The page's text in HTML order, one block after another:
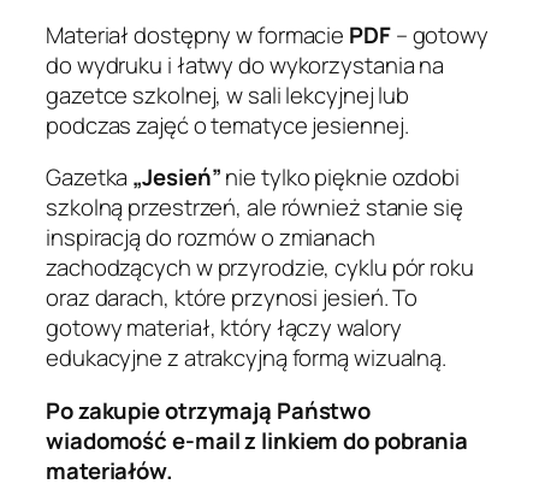
Materiał dostępny w formacie PDF– gotowy
do wydruku i łatwy do wykorzystania na
gazetce szkolnej, w sali lekcyjnej lub
podczas zajęć o tematyce jesiennej.
Gazetka „Jesień”nie tylko pięknie ozdobi
szkolną przestrzeń, ale również stanie się
inspiracją do rozmów o zmianach
zachodzących w przyrodzie, cyklu pór roku
oraz darach, które przynosi jesień. To
gotowy materiał, który łączy walory
edukacyjne z atrakcyjną formą wizualną.
Po zakupie otrzymają Państwo
wiadomość e-mail z linkiem do pobrania
materiałów.